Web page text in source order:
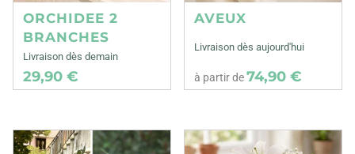
ORCHIDEE 2
BRANCHES
Livraison dès demain
29,90 €
AVEUX
Livraison dès aujourd'hui
à partir de74,90 €